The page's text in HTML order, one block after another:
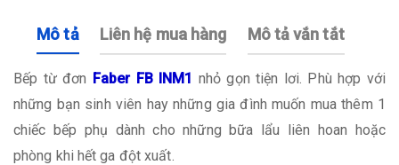
Mô tả Liên hệ mua hàng Mô tả vắn tắt
Bếp từ đơn Faber FB INM1 nhỏ gọn tiện lơi. Phù hợp với
những bạn sinh viên hay những gia đình muốn mua thêm 1
chiếc bếp phụ dành cho những bữa lẩu liên hoan hoặc
phòng khi hết ga đột xuất.